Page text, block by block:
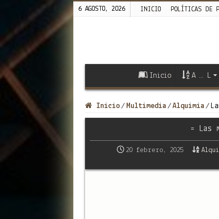
6 AGOSTO, 2026 INICIO POLÍTICAS DE
Inicio A … L
Inicio / Multimedia / Alquimia /
= Las
20 febrero, 2025